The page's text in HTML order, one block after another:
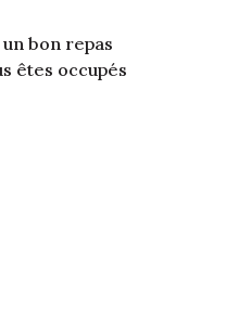
bon repas
êtes occupés